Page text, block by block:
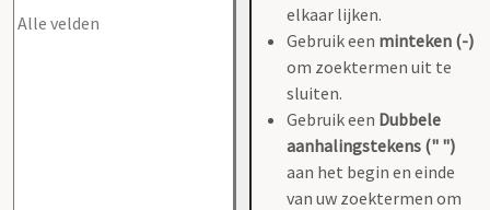
elkaar lijken.
Gebruik een minteken (-)
om zoektermen uit te
sluiten.
Gebruik een Dubbele
aanhalingstekens (" ")
aan het begin en einde
van uw zoektermen om